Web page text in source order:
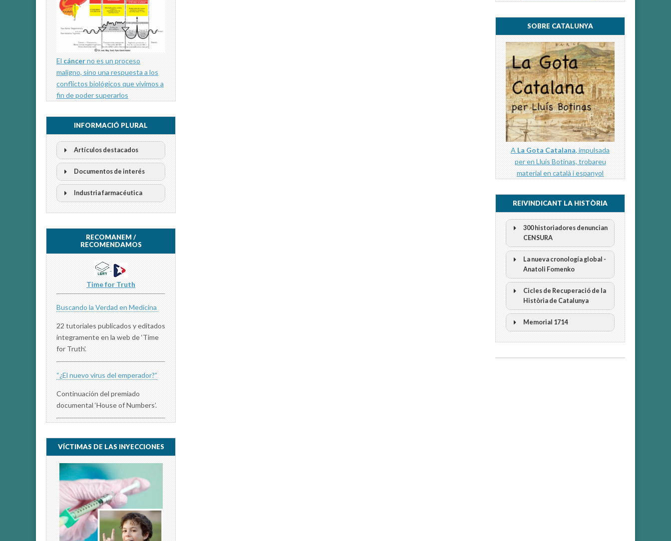
El cáncerno es un proceso
maligno, sino una respuesta a los
conflictos biológicos que vivimos a
fin de poder superarlos
INFORMACIÓ PLURAL
Artículos destacados
Documentos de interés
Industria farmacéutica
RECOMANEM /
RECOMENDAMOS
Time for Truth
Buscando la Verdad en Medicina
22 tutoriales publicados y editados
íntegramente en la web de ‘Time
for Truth’.
“¿El nuevo virus del emperador?”
Continuación del premiado
documental ‘House of Numbers’.
VÍCTIMAS DE LAS INYECCIONES
SOBRE CATALUNYA
A La Gota Catalana, impulsada
per en Lluís Botinas, trobareu
material en català i espanyol
REIVINDICANT LA HISTÒRIA
300 historiadores denuncian
CENSURA
300 Historiadors denuncien al
“Gobierno Español” per la censura
La nueva cronología global -
Anatoli Fomenko
Cicles de Recuperació de la
Història de Catalunya
I Cicle Història i Censura
II Cicle Història i Censura
Memorial 1714